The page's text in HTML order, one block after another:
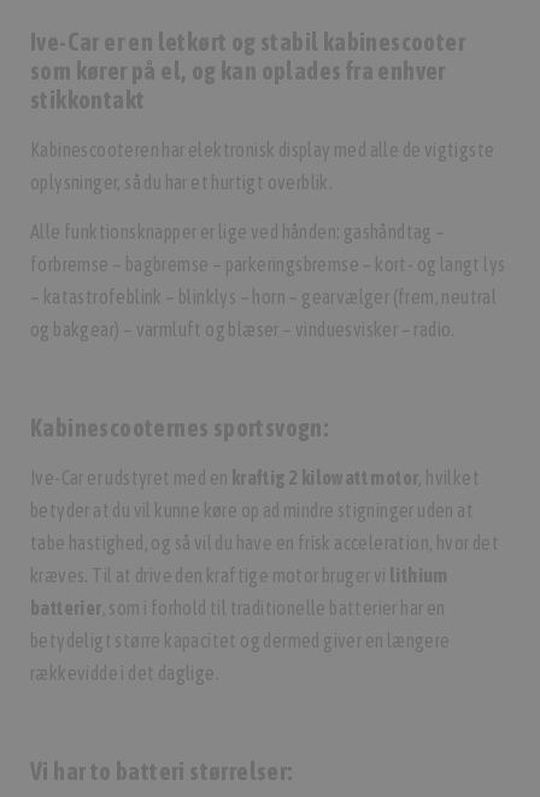
Ive-Car er en letkørt og stabil kabinescooter
som kører på el, og kan oplades fra enhver
stikkontakt
Kabinescooteren har elektronisk display med alle de vigtigste
oplysninger, så du har et hurtigt overblik.
Alle funktionsknapper er lige ved hånden: gashåndtag –
forbremse – bagbremse – parkeringsbremse – kort- og langt lys
– katastrofeblink – blinklys – horn – gearvælger (frem, neutral
og bakgear) – varmluft og blæser – vinduesvisker – radio.
Kabinescooternes sportsvogn:
Ive-Car er udstyret med en kraftig 2 kilowatt motor, hvilket
betyder at du vil kunne køre op ad mindre stigninger uden at
tabe hastighed, og så vil du have en frisk acceleration, hvor det
kræves. Til at drive den kraftige motor bruger vi lithium
batterier, som i forhold til traditionelle batterier har en
betydeligt større kapacitet og dermed giver en længere
rækkevidde i det daglige.
Vi har to batteri størrelser: